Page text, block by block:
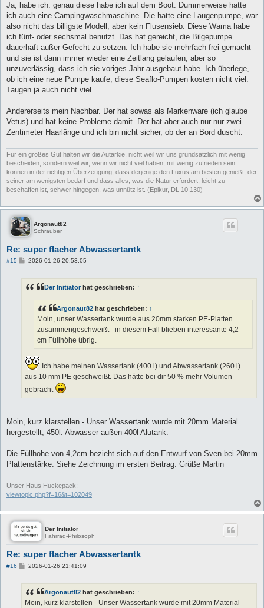
Ja, habe ich: genau diese habe ich auf dem Boot. Dummerweise hatte
ich auch eine Campingwaschmaschine. Die hatte eine Laugenpumpe, war
also nicht das billigste Modell, aber kein Flusensieb. Diese Wama habe
ich fünf- oder sechsmal benutzt. Das hat gereicht, die Bilgepumpe
dauerhaft außer Gefecht zu setzen. Ich habe sie mehrfach frei gemacht
und sie ist dann immer wieder eine Zeitlang gelaufen, aber so
unzuverlässig, dass ich sie voriges Jahr ausgebaut habe. Ich überlege,
ob ich eine neue Pumpe kaufe, diese Seaflo-Pumpen kosten nicht viel.
Taugen ja auch nicht viel.
Andererseits mein Nachbar. Der hat sowas als Markenware (ich glaube
Vetus) und hat keine Probleme damit. Der hat aber auch nur nur zwei
Zentimeter Haarlänge und ich bin nicht sicher, ob der an Bord duscht.
Für ein großes Gut halten wir die Autarkie, nicht weil wir uns grundsätzlich mit wenig
bescheiden, sondern weil wir, wenn wir nicht viel haben, mit wenig zufrieden sein
können in der richtigen Überzeugung, dass derjenige den Luxus am besten genießt, der
seiner am wenigsten bedarf und dass alles, was die Natur erfordert, leicht zu
beschaffen ist, schwer hingegen, was unnütz ist. (Epikur, DL 10,130)
Argonaut82
Schrauber
Re: super flacher Abwassertantk
#15
B
r
2026-01-26 20:53:05
Der Initiator hat geschrieben: ↑
Argonaut82 hat geschrieben: ↑
Moin, unser Wassertank wurde aus 20mm starken PE-Platten
zusammengeschweißt - in diesem Fall blieben interessante 4,2
cm Füllhöhe übrig.
Ich habe meinen Wassertank (400 l) und Abwassertank (260 l)
aus 10 mm PE geschweißt. Das hätte bei dir 50 % mehr Volumen
gebracht
Moin, kurz klarstellen - Unser Wassertank wurde mit 20mm Material
hergestellt, 450l. Abwasser außen 400l Alutank.
Die Füllhöhe von 4,2cm bezieht sich auf den Entwurf von Sven bei 20mm
Plattenstärke. Siehe Zeichnung im ersten Beitrag. Grüße Martin
Unser Haus Huckepack:
viewtopic.php?f=16&t=102049
Der Initiator
Fahrrad-Philosoph
Re: super flacher Abwassertantk
#16
B
r
a
2026-01-26 21:41:09
Argonaut82 hat geschrieben: ↑
Moin, kurz klarstellen - Unser Wassertank wurde mit 20mm Material